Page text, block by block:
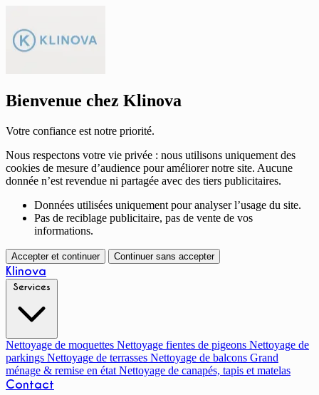
Bienvenue chez Klinova
Votre confiance est notre priorité.
Nous respectons votre vie privée : nous utilisons uniquement des
cookies de mesure d’audience pour améliorer notre site. Aucune
donnée n’est revendue ni partagée avec des tiers publicitaires.
Données utilisées uniquement pour analyser l’usage du site.
Pas de reciblage publicitaire, pas de vente de vos
informations.
Accepter et continuer Continuer sans accepter
Klinova
Nettoyage de moquettes Nettoyage fientes de pigeons Nettoyage de
parkings Nettoyage de terrasses Nettoyage de balcons Grand
ménage & remise en état Nettoyage de canapés, tapis et matelas
Contact